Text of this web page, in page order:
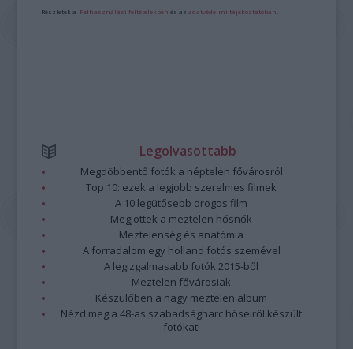
Részletek a Felhasználási feltételekben és azadatvédelmi tájékoztatóban
Legolvasottabb
Megdöbbentő fotók a néptelen fővárosról
Top 10: ezek a legjobb szerelmes filmek
A 10 legütősebb drogos film
Megjöttek a meztelen hősnők
Meztelenség és anatómia
A forradalom egy holland fotós szemével
A legizgalmasabb fotók 2015-ből
Meztelen fővárosiak
Készülőben a nagy meztelen album
Nézd meg a 48-as szabadságharc hőseiről készült
fotókat!